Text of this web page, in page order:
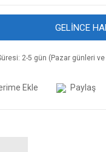
GELİNCE
2-5 gün (Pazar günleri
Paylaş